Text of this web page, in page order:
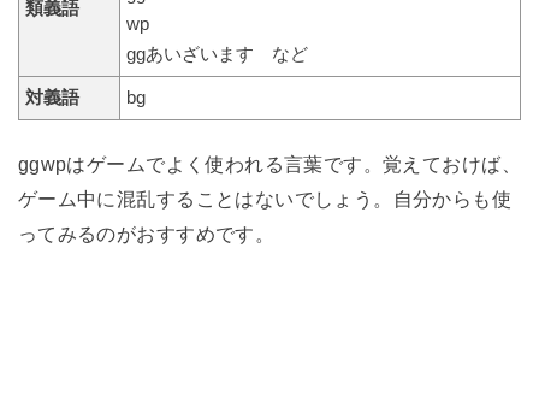
類義語
wp
ggあいざいます など
対義語 bg
ggwpはゲームでよく使われる言葉です。覚えておけば、
ゲーム中に混乱することはないでしょう。自分からも使
ってみるのがおすすめです。